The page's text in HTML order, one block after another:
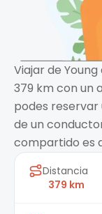
Viajar de
379 km con un
podes
de un
compartido es
Distancia
379 km